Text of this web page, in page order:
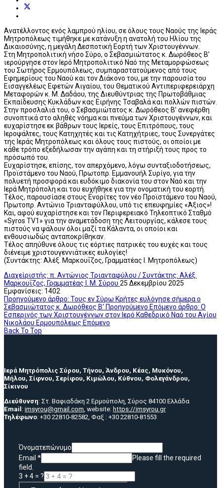
Ανατέλλοντος ενός λαμπρού ηλίου, σε όλους τους Ναούς της Ιεράς
Μητροπόλεως τιμήθηκε με κατάνυξη η ανατολή του Ηλίου της
Δικαιοσύνης, η μεγάλη Δεσποτική Εορτή των Χριστουγέννων.
Στη Μητροπολιτική νήσο Σύρο, ο Σεβασμιώτατος κ. Δωρόθεος Β’
ιερούργησε στον Ιερό Μητροπολιτικό Ναό της Μεταμορφώσεως
του Σωτήρος Ερμουπόλεως, συμπαραστατούμενος από τους
Εφημερίους του Ναού και τον Διάκονο του, με την παρουσία του
Εισαγγελέως Εφετών Αιγαίου, του Θεματικού Αντιπεριφερειάρχη
Μεταφορών κ. Μ. Δαδάου, της Διευθύντριας της Πρωτοβάθμιας
Εκπαίδευσης Κυκλάδων κας Ειρήνης Τσαβαλά και πολλών πιστών.
Στην προσλαλιά του, ο Σεβασμιώτατος κ. Δωρόθεος Β’ ανεφέρθη
συνοπτικά στο αληθές νόημα και πνεύμα των Χριστουγέννων, και
ευχαρίστησε εκ βάθρων τους Ιερείς, τους Επιτρόπους, τους
Ιεροψάλτες, τους Κατηχητές και τις Κατηχήτριες, τους Συνεργάτες
της Ιεράς Μητροπόλεως και όλους τους πιστούς, οι οποίοι με
κάθε τρόπο εξεδήλωσαν την αγάπη και τη στήριξή τους προς το
πρόσωπό του.
Ευχαρίστησε, επίσης, τον απερχόμενο, λόγω συνταξιοδοτήσεως,
Προϊστάμενο του Ναού, Πρωτοπρ. Εμμανουήλ Συρίγο, για την
πολυετή προσφορά και ευδόκιμο διακονία του στον Ναό και την
Ιερά Μητρόπολη και του ευχήθηκε για την ονοματική του εορτή.
Τέλος, παρουσίασε στους Ενορίτες τον νέο Προϊστάμενο του Ναού,
Πρωτοπρ. Αντώνιο Τριανταφύλλου, υπό τις επευφημίες «Άξιος»!
Και, αφού ευχαρίστησε και τον Περιφερειακό Τηλεοπτικό Σταθμό
«Syros TV1» για την αναμετάδοση της Λειτουργίας, κάλεσε τους
πιστούς να ψάλουν όλοι μαζί τα Κάλαντα, οι οποίοι και
ενθουσιωδώς ανταποκρίθηκαν.
Τέλος απηύθυνε όλους τις εόρτιες πατρικές του ευχές και τους
διένειμε χριστουγεννιάτικες ευλογίες!
(Συντάκτης: Αλέξ. Μαρκουΐζος, Γραμματέας Ι. Μητροπόλεως)
Διαχείριστής: π. Αντώνιος Τριανταφύλου / Συντάκτης: Αλέξ.
Μαρκουΐζος, Γραμματέας Ι. Μ. Σύρου 25 Δεκεμβρίου 2025
Εμφανίσεις: 1402
Προηγούμενο άρθρο: Τους εν Σύρω Κρήτες ευλόγησε σήμερα ο
Σεβασμιώτατος κ. Δωρόθεος Β’ Προηγούμενο Επόμενο άρθρο: Ο
Εσπερινός των Χριστουγέννων στον Ιερό Καθεδρικό Ναό του Αγίου
Νικολάου Ερμουπόλεως Επόμενο
Back To Top
Ιερά Μητρόπολις Σύρου, Τήνου, Άνδρου, Κέας, Μυκόνου,
Μήλου, Σίφνου, Σερίφου, Κιμώλου, Κύθνου, Φολεγάνδρου,
Σίκινου
Διεύθυνση: Στ. Βαφιαδάκη 2 Ερμούπολη, Σύρος 84100 Ελλάδα
Email : imsyrou@gmail.com, website: https://imsyrou.gr
Τηλέφωνο: +30 22810-82582, Φαξ : +30 22810-81553
Όνοματεπώνυμο
Email *
Please fill the required
field.
3 + 4 = ?